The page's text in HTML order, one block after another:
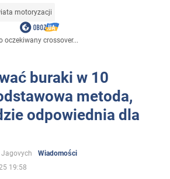
motoryzacji
oczekiwany crossover...
buraki w 10
metoda,
odpowiednia dla
Jagovych
Wiadomości
19:58